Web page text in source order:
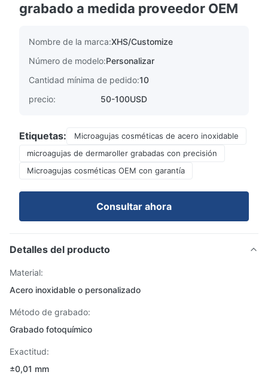
grabado a medida proveedor OEM
Nombre de la marca:XHS/Customize
Número de modelo:Personalizar
Cantidad mínima de pedido:10
precio:
50-100USD
Etiquetas:
Microagujas cosméticas de acero inoxidable
microagujas de dermaroller grabadas con precisión
Microagujas cosméticas OEM con garantía
Consultar ahora
Detalles del producto
Material:
Acero inoxidable o personalizado
Método de grabado:
Grabado fotoquímico
Exactitud:
±0,01 mm